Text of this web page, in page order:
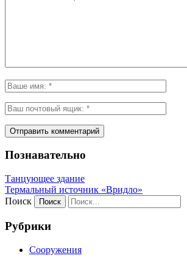
Познавательно
Танцующее здание
Термальный источник «Вридло»
Поиск
Рубрики
Сооружения